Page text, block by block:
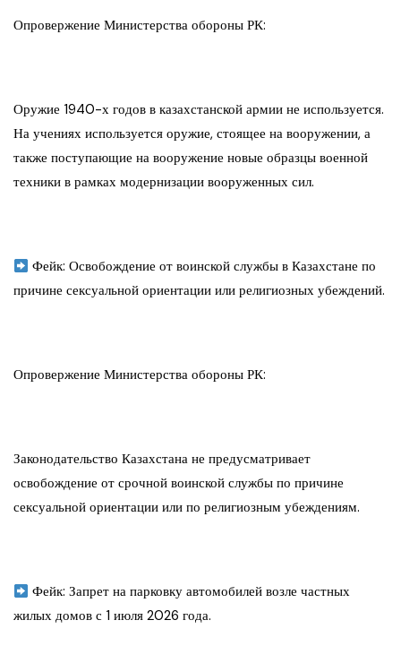
Опровержение Министерства обороны РК:
Оружие 1940-х годов в казахстанской армии не используется.
На учениях используется оружие, стоящее на вооружении, а
также поступающие на вооружение новые образцы военной
техники в рамках модернизации вооруженных сил.
Фейк: Освобождение от воинской службы в Казахстане по
причине сексуальной ориентации или религиозных убеждений.
Опровержение Министерства обороны РК:
Законодательство Казахстана не предусматривает
освобождение от срочной воинской службы по причине
сексуальной ориентации или по религиозным убеждениям.
Фейк: Запрет на парковку автомобилей возле частных
жилых домов с 1 июля 2026 года.